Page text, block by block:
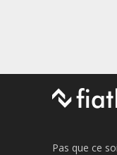
Pas que ce